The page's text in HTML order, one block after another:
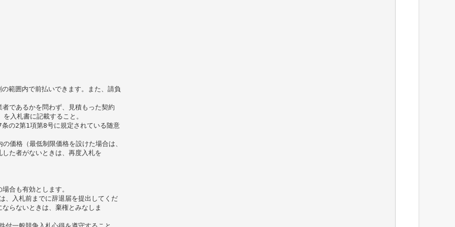
囲内で前払いできます。また、請負
であるかを問わず、見積もった契約
入札書に記載すること。
の2第1項第8号に規定されている随意
価格（最低制限価格を設けた場合は、
た者がないときは、再度入札を
合も有効とします。
入札前までに辞退届を提出してくだ
らないときは、棄権とみなしま
一般競争入札心得を遵守すること。